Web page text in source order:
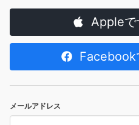
Appleで
Facebook
メールアドレス